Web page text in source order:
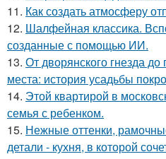
11. Как создать атмосферу
12. Шалфейная классика.
созданные с помощью ИИ.
13. От дворянского гнезда
места: история усадьбы
14. Этой квартирой в
семья с ребенком.
15. Нежные оттенки,
детали - кухня, в которой